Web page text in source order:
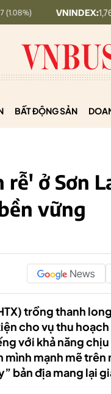
VNINDEX: 1,764.78
BẤT ĐỘNG SẢN
ở Sơn
vững
trồng thanh
cho vụ thu
với khả năng chịu
mạnh mẽ trên
bản địa mang lại